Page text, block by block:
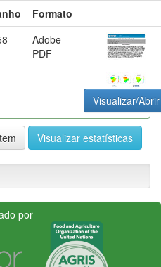
Formato
Adobe
PDF
Visualizar/Abrir
Visualizar estatísticas
por